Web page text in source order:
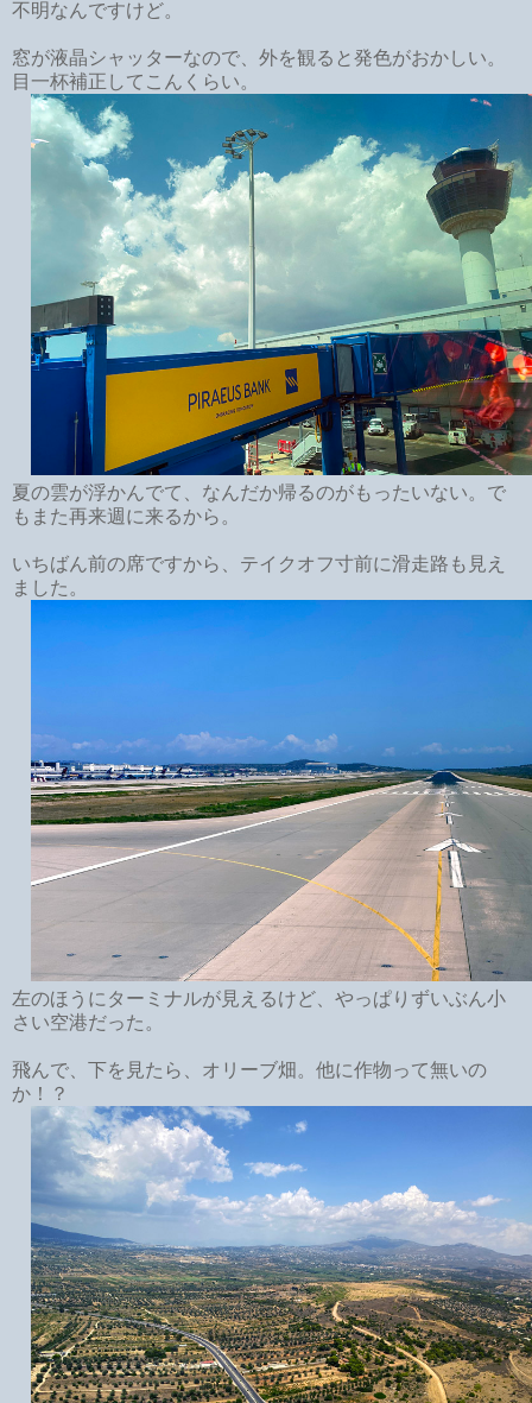
不明なんですけど。
窓が液晶シャッターなので、外を観ると発色がおかしい。
目一杯補正してこんくらい。
夏の雲が浮かんでて、なんだか帰るのがもったいない。で
もまた再来週に来るから。
いちばん前の席ですから、テイクオフ寸前に滑走路も見え
ました。
左のほうにターミナルが見えるけど、やっぱりずいぶん小
さい空港だった。
飛んで、下を見たら、オリーブ畑。他に作物って無いの
か！？